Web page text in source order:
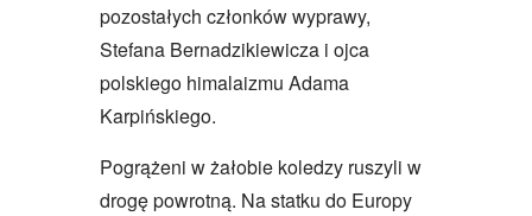
pozostałych członków wyprawy,
Stefana Bernadzikiewicza i ojca
polskiego himalaizmu Adama
Karpińskiego.
Pogrążeni w żałobie koledzy ruszyli w
drogę powrotną. Na statku do Europy